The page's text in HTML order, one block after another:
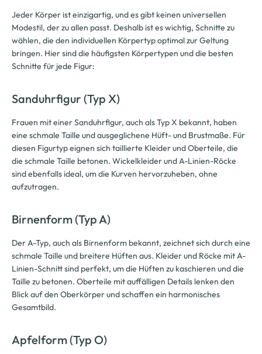
Jeder Körper ist einzigartig, und es gibt keinen universellen
Modestil, der zu allen passt. Deshalb ist es wichtig, Schnitte zu
wählen, die den individuellen Körpertyp optimal zur Geltung
bringen. Hier sind die häufigsten Körpertypen und die besten
Schnitte für jede Figur:
Sanduhrfigur (Typ X)
Frauen mit einer Sanduhrfigur, auch als Typ X bekannt, haben
eine schmale Taille und ausgeglichene Hüft- und Brustmaße. Für
diesen Figurtyp eignen sich taillierte Kleider und Oberteile, die
die schmale Taille betonen. Wickelkleider und A-Linien-Röcke
sind ebenfalls ideal, um die Kurven hervorzuheben, ohne
aufzutragen.
Birnenform (Typ A)
Der A-Typ, auch als Birnenform bekannt, zeichnet sich durch eine
schmale Taille und breitere Hüften aus. Kleider und Röcke mit A-
Linien-Schnitt sind perfekt, um die Hüften zu kaschieren und die
Taille zu betonen. Oberteile mit auffälligen Details lenken den
Blick auf den Oberkörper und schaffen ein harmonisches
Gesamtbild.
Apfelform (Typ O)